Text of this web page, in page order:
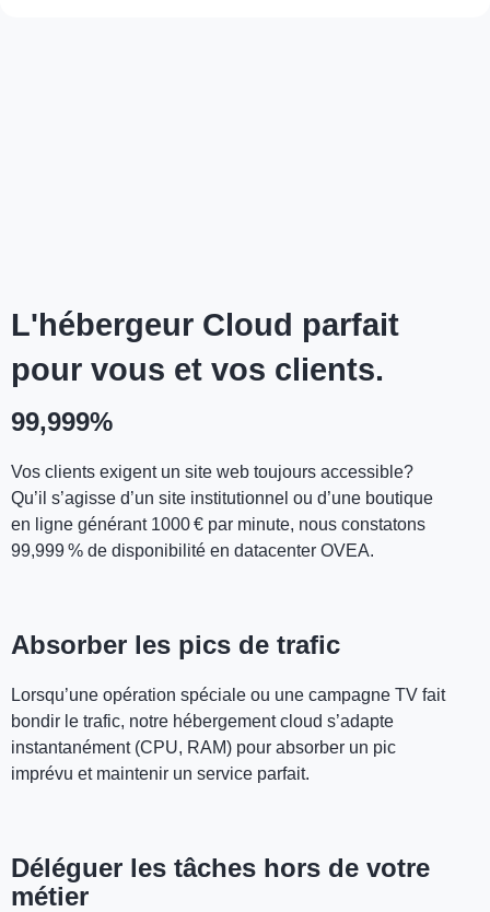
L'hébergeur Cloud parfait
pour vous et vos clients.
99,999%
Vos clients exigent un site web toujours accessible?
Qu’il s’agisse d’un site institutionnel ou d’une boutique
en ligne générant 1000 € par minute, nous constatons
99,999 % de disponibilité en datacenter OVEA.
Absorber les pics de trafic
Lorsqu’une opération spéciale ou une campagne TV fait
bondir le trafic, notre hébergement cloud s’adapte
instantanément (CPU, RAM) pour absorber un pic
imprévu et maintenir un service parfait.
Déléguer les tâches hors de votre
métier